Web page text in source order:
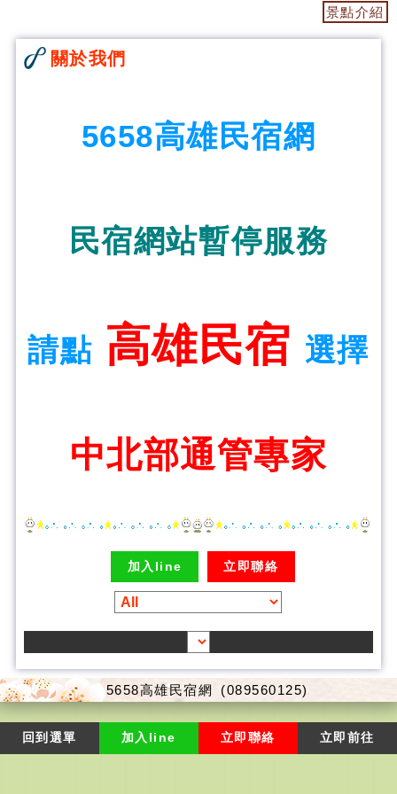
景點介紹
關於我們
5658高雄民宿網
民宿網站暫停服務
請點 高雄民宿 選擇
中北部通管專家
加入line 立即聯絡
5658高雄民宿網 (089560125)
回到選單 加入line 立即聯絡 立即前往